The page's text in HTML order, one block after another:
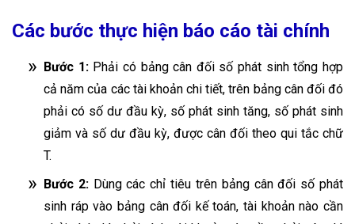
Các bước thực hiện báo cáo tài chính
Bước 1: Phải có bảng cân đối số phát sinh tổng hợp
cả năm của các tài khoản chi tiết, trên bảng cân đối đó
phải có số dư đầu kỳ, số phát sinh tăng, số phát sinh
giảm và số dư đầu kỳ, được cân đối theo qui tắc chữ
T.
Bước 2: Dùng các chỉ tiêu trên bảng cân đối số phát
sinh ráp vào bảng cân đối kế toán, tài khoản nào cần